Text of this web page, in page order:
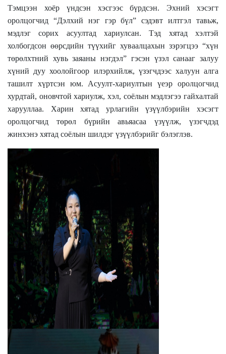
Тэмцээн хоёр үндсэн хэсгээс бүрдсэн. Эхний хэсэгт
оролцогчид “Дэлхий нэг гэр бүл” сэдэвт илтгэл тавьж,
мэдлэг сорих асуултад хариулсан. Тэд хятад хэлтэй
холбогдсон өөрсдийн түүхийг хуваалцахын зэрэгцээ “хүн
төрөлхтний хувь заяаны нэгдэл” гэсэн үзэл санааг залуу
хүний дуу хоолойгоор илэрхийлж, үзэгчдээс халуун алга
ташилт хүртсэн юм. Асуулт-хариултын үеэр оролцогчид
хурдтай, оновчтой хариулж, хэл, соёлын мэдлэгээ гайхалтай
харууллаа. Харин хятад урлагийн үзүүлбэрийн хэсэгт
оролцогчид төрөл бүрийн авьяасаа үзүүлж, үзэгчдэд
жинхэнэ хятад соёлын шилдэг үзүүлбэрийг бэлэглэв.